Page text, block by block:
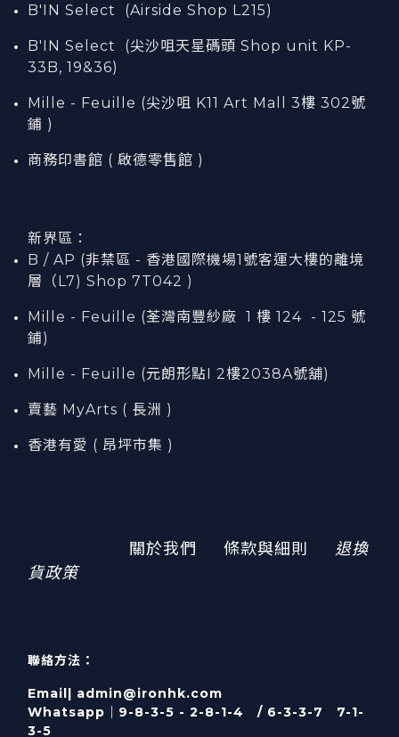
B'IN Select (Airside Shop L215)
B'IN Select (尖沙咀天星碼頭 Shop unit KP-
33B, 19&36)
Mille - Feuille (尖沙咀 K11 Art Mall 3樓 302號
鋪 )
商務印書館 ( 啟德零售館 )
新界區：
B / AP (非禁區 - 香港國際機場1號客運大樓的離境
層（L7) Shop 7T042 )
Mille - Feuille (荃灣南豐紗廠 1 樓 124 - 125 號
鋪)
Mille - Feuille (元朗形點I 2樓2038A號舖)
賣藝 MyArts ( 長洲 )
香港有愛 ( 昂坪市集 )
關於我們 條款與細則
退換
貨政策
聯絡方法：
Email| admin@ironhk.com
Whatsapp｜9-8-3-5 - 2-8-1-4 / 6-3-3-7 7-1-
3-5